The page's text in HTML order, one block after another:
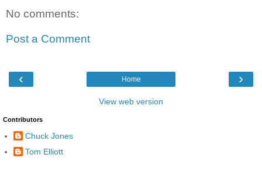
No comments:
Post a Comment
‹ ›
Home
View web version
Contributors
Chuck Jones
Tom Elliott